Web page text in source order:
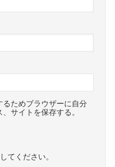
ためブラウザーに自分
サイトを保存する。
てください。